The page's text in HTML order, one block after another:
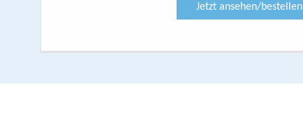
Jetzt ansehen/bestellen